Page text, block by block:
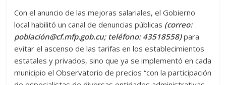
Con el anuncio de las mejoras salariales, el Gobierno
local habilitó un canal de denuncias públicas (correo:
población@cf.mfp.gob.cu; teléfono: 43518558) para
evitar el ascenso de las tarifas en los establecimientos
estatales y privados, sino que ya se implementó en cada
municipio el Observatorio de precios “con la participación